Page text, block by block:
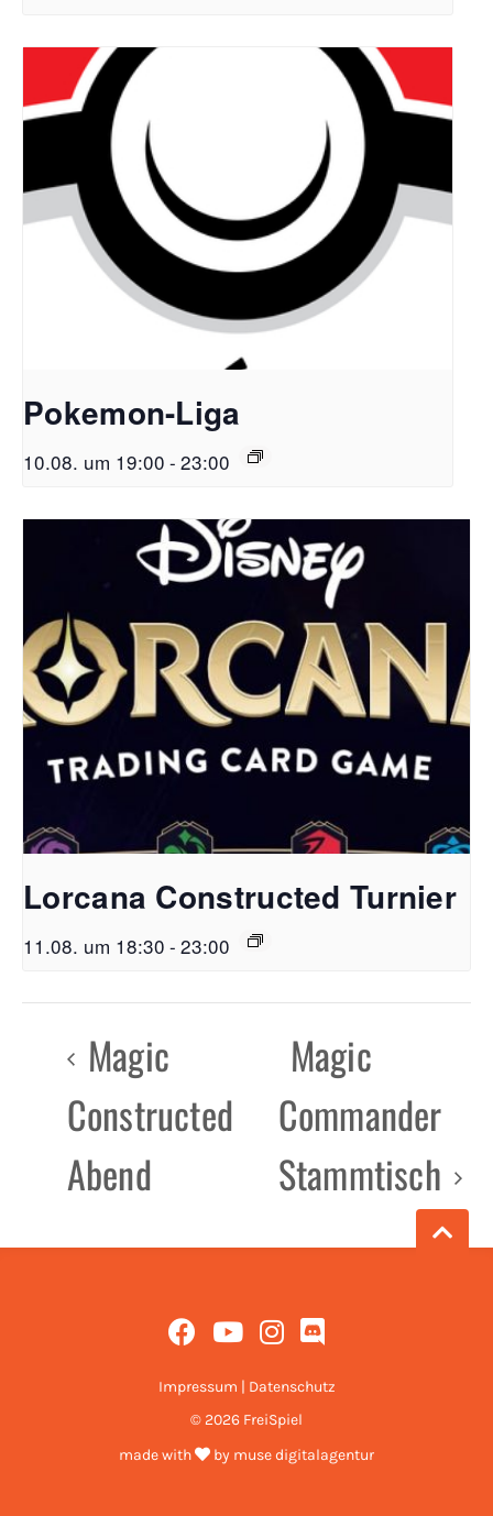
Pokemon-Liga
10.08. um 19:00 - 23:00
Lorcana Constructed Turnier
11.08. um 18:30 - 23:00
Magic
Constructed
Abend
Magic
Commander
Stammtisch
Impressum | Datenschutz
© 2026 FreiSpiel
made with
by muse digitalagentur